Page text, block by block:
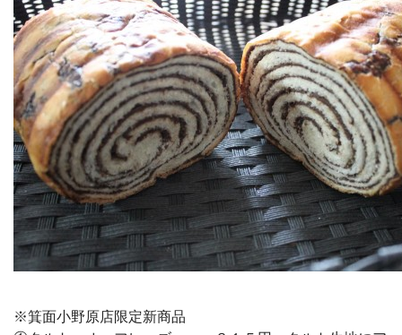
※箕面小野原店限定新商品